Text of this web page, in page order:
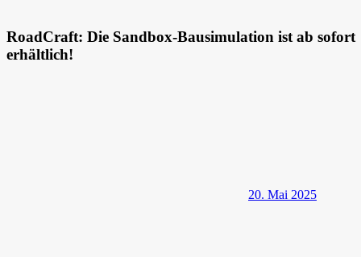
RoadCraft: Die Sandbox-Bausimulation ist ab sofort
erhältlich!
20. Mai 2025